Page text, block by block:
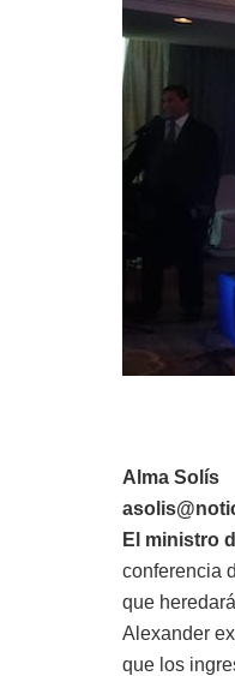
Alma Solís
El ministro
conferencia
que
Alexander
que los